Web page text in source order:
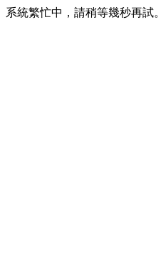
系統繁忙中，請稍等幾秒再試。